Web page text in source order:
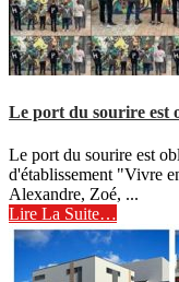
Le port du sourire est
Le port du sourire est
d'établissement "Vivre
Alexandre, Zoé, ...
Lire La Suite…